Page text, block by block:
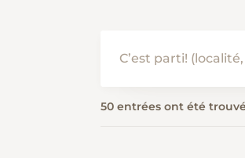
50 entrées ont été